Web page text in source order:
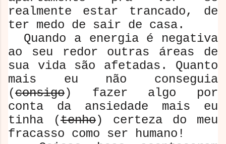
realmente estar trancado, de
ter medo de sair de casa.
Quando a energia é negativa
ao seu redor outras áreas de
sua vida são afetadas. Quanto
mais eu não conseguia
(consigo) fazer algo por
conta da ansiedade mais eu
tinha (tenho) certeza do meu
fracasso como ser humano!